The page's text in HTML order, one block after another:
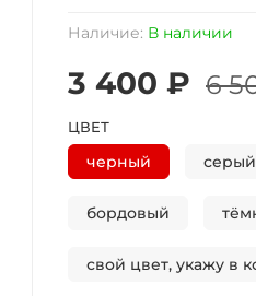
Наличие: В наличии
3 400 ₽ 6
ЦВЕТ
черный серый
бордовый
свой цвет, укажу в